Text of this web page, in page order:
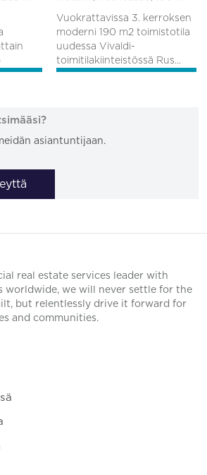
Vuokrattavissa 3. kerroksen
moderni 190 m2 toimistotila
uudessa Vivaldi-
toimitilakiinteistössä Rus...
asiantuntijaan.
real estate services leader with
worldwide, we will never settle for the
but relentlessly drive it forward for
and communities.